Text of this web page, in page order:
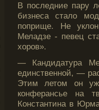
В последние пару
бизнеса стало
поприще. Не
Меладзе - певец
хоров».
— Кандидатура
единственной, —
Этим летοм он
конферансье на
Константина в